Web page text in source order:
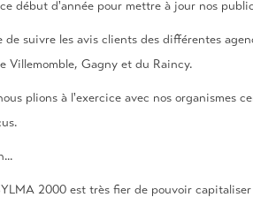
début d'année pour mettre à jour nos
de suivre les avis clients des différentes
Villemomble, Gagny et du Raincy.
plions à l'exercice avec nos organismes
2000 est très fier de pouvoir